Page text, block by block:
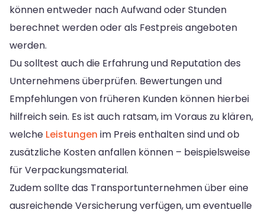
können entweder nach Aufwand oder Stunden
berechnet werden oder als Festpreis angeboten
werden.
Du solltest auch die Erfahrung und Reputation des
Unternehmens überprüfen. Bewertungen und
Empfehlungen von früheren Kunden können hierbei
hilfreich sein. Es ist auch ratsam, im Voraus zu klären,
welche Leistungen im Preis enthalten sind und ob
zusätzliche Kosten anfallen können – beispielsweise
für Verpackungsmaterial.
Zudem sollte das Transportunternehmen über eine
ausreichende Versicherung verfügen, um eventuelle